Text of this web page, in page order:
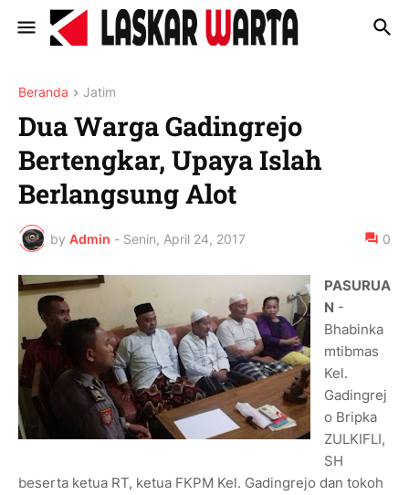
Beranda Jatim
Dua Warga Gadingrejo
Bertengkar, Upaya Islah
Berlangsung Alot
by Admin - Senin, April 24, 2017 0
PASURUA
N -
Bhabinka
mtibmas
Kel.
Gadingrej
o Bripka
ZULKIFLI,
SH
beserta ketua RT, ketua FKPM Kel. Gadingrejo dan tokoh